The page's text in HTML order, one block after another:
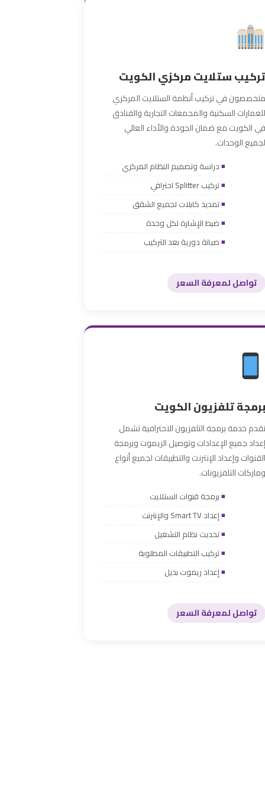
تركيب ستلايت مركزي الكويت
متخصصون في تركيب أنظمة الستلايت المركزي
للعمارات السكنية والمجمعات التجارية والفنادق
في الكويت مع ضمان الجودة والأداء العالي
لجميع الوحدات.
دراسة وتصميم النظام المركزي
تركيب Splitter احترافي
تمديد كابلات لجميع الشقق
ضبط الإشارة لكل وحدة
صيانة دورية بعد التركيب
تواصل لمعرفة السعر
برمجة تلفزيون الكويت
نقدم خدمة برمجة التلفزيون الاحترافية تشمل
إعداد جميع الإعدادات وتوصيل الريموت وبرمجة
القنوات وإعداد الإنترنت والتطبيقات لجميع أنواع
وماركات التلفزيونات.
برمجة قنوات الستلايت
إعداد Smart TV والإنترنت
تحديث نظام التشغيل
تركيب التطبيقات المطلوبة
إعداد ريموت بديل
تواصل لمعرفة السعر